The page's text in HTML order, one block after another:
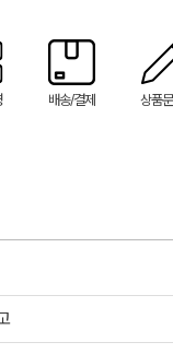
배송/결제 상품